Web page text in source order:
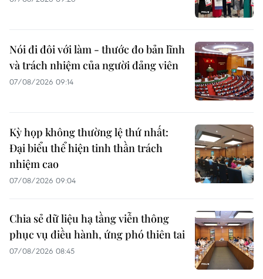
Nói đi đôi với làm - thước đo bản lĩnh
và trách nhiệm của người đảng viên
07/08/2026 09:14
Kỳ họp không thường lệ thứ nhất:
Đại biểu thể hiện tinh thần trách
nhiệm cao
07/08/2026 09:04
Chia sẻ dữ liệu hạ tầng viễn thông
phục vụ điều hành, ứng phó thiên tai
07/08/2026 08:45